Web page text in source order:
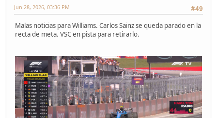
#49
Jun 28, 2026, 03:36 PM
Malas noticias para Williams. Carlos Sainz se queda parado en la
recta de meta. VSC en pista para retirarlo.